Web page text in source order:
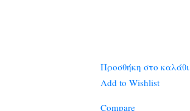
Προσθήκη στο καλάθι
Add to Wishlist
Compare